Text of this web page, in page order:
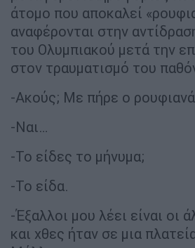
άτομο που αποκαλεί
αναφέρονται στην
του Ολυμπιακού μετά την
στον τραυματισμό του
-Ακούς; Με πήρε ο
-Ναι…
-Το είδες το μήνυμα;
-Το είδα.
-Έξαλλοι μου λέει είναι οι
και χθες ήταν σε μια